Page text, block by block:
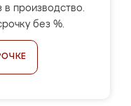
в производство.
без %.